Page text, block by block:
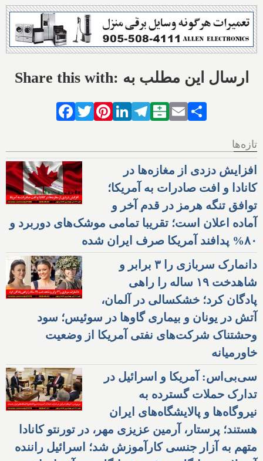
Share this with: ارسال این مطلب به
Facebook
TwitterPinterestLinkedIn
Telegram
Balatarin
Email
تازه‌ها
افزایش دزدی از مغازه‌ها در
کانادا و افت صادرات به آمریکا؛
توافق تنگه هرمز در قدم آخر و
آماده اعلان است؛ تقریبا تمامی موشک‌های دوربرد و
۸۰% پدافند آمریکا صرف ایران شده
دانمارک سربازی را ۳ برابر و
شاهدخت ۱۹ ساله را راهی
پادگان کرد؛ خشکسالی در آلمان،
آتش در یونان و بیماری گاوها در سوئیس؛ سود
وحشتناک شرکت‌های نفتی آمریکا از وضعیت
خاورمیانه
سی‌بی‌اس: آمریکا و اسرائیل در
تدارک حملات گسترده به
نیروگاه‌ها و پالایشگاه‌های ایران
هستند؛ پرستار، آرمین عزیزی مهر، در تورنتو کانادا
متهم به آزار جنسی کارآموزش شد؛ اسرائیل راننده